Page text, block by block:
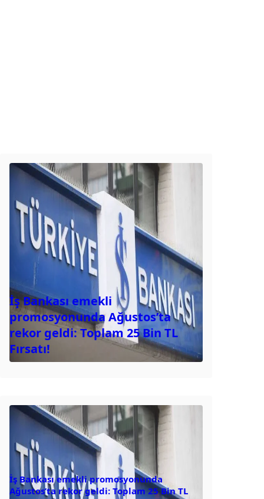
İş Bankası emekli
promosyonunda Ağustos’ta
rekor geldi: Toplam 25 Bin TL
Fırsatı!
İş Bankası emekli promosyonunda
Ağustos’ta rekor geldi: Toplam 25 Bin TL